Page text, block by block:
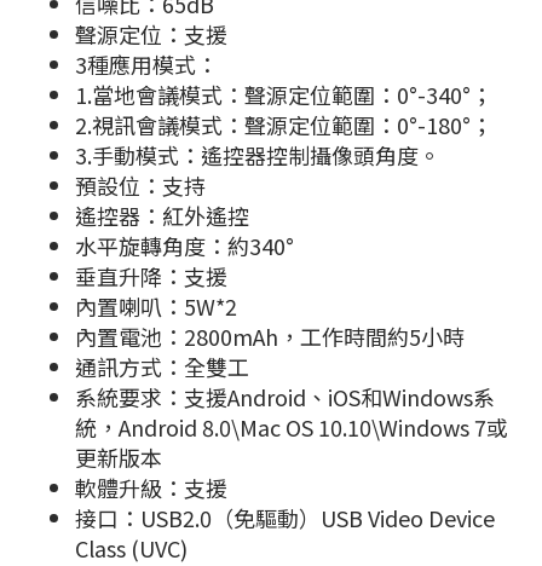
聲源定位：支援
3種應用模式：
1.當地會議模式：聲源定位範圍：0°-340°；
2.視訊會議模式：聲源定位範圍：0°-180°；
3.手動模式：遙控器控制攝像頭角度。
預設位：支持
遙控器：紅外遙控
水平旋轉角度：約340°
垂直升降：支援
內置喇叭：5W*2
內置電池：2800mAh，工作時間約5小時
通訊方式：全雙工
系統要求：支援Android、iOS和Windows系
統，Android 8.0\Mac OS 10.10\Windows 7或
更新版本
軟體升級：支援
接口：USB2.0（免驅動）USB Video Device
Class (UVC)